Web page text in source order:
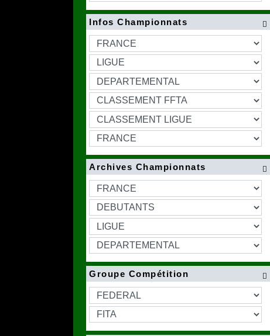

Infos Championnats

Archives Championnats

Groupe Compétition